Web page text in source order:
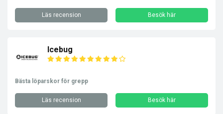
Läs recension Besök här
Icebug
Bästa löparskor för grepp
Läs recension Besök här